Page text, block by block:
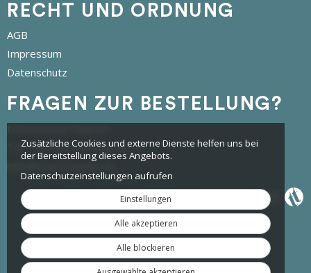
RECHT UND ORDNUNG
AGB
Impressum
Datenschutz
FRAGEN ZUR BESTELLUNG?
Tel.: +49 561 350 296 28 - 0
hallo@tickettoaster.de
Zusätzliche Cookies und externe Dienste helfen uns bei
der Bereitstellung dieses Angebots.
Datenschutzeinstellungen aufrufen
Einstellungen
Alle akzeptieren
Alle blockieren